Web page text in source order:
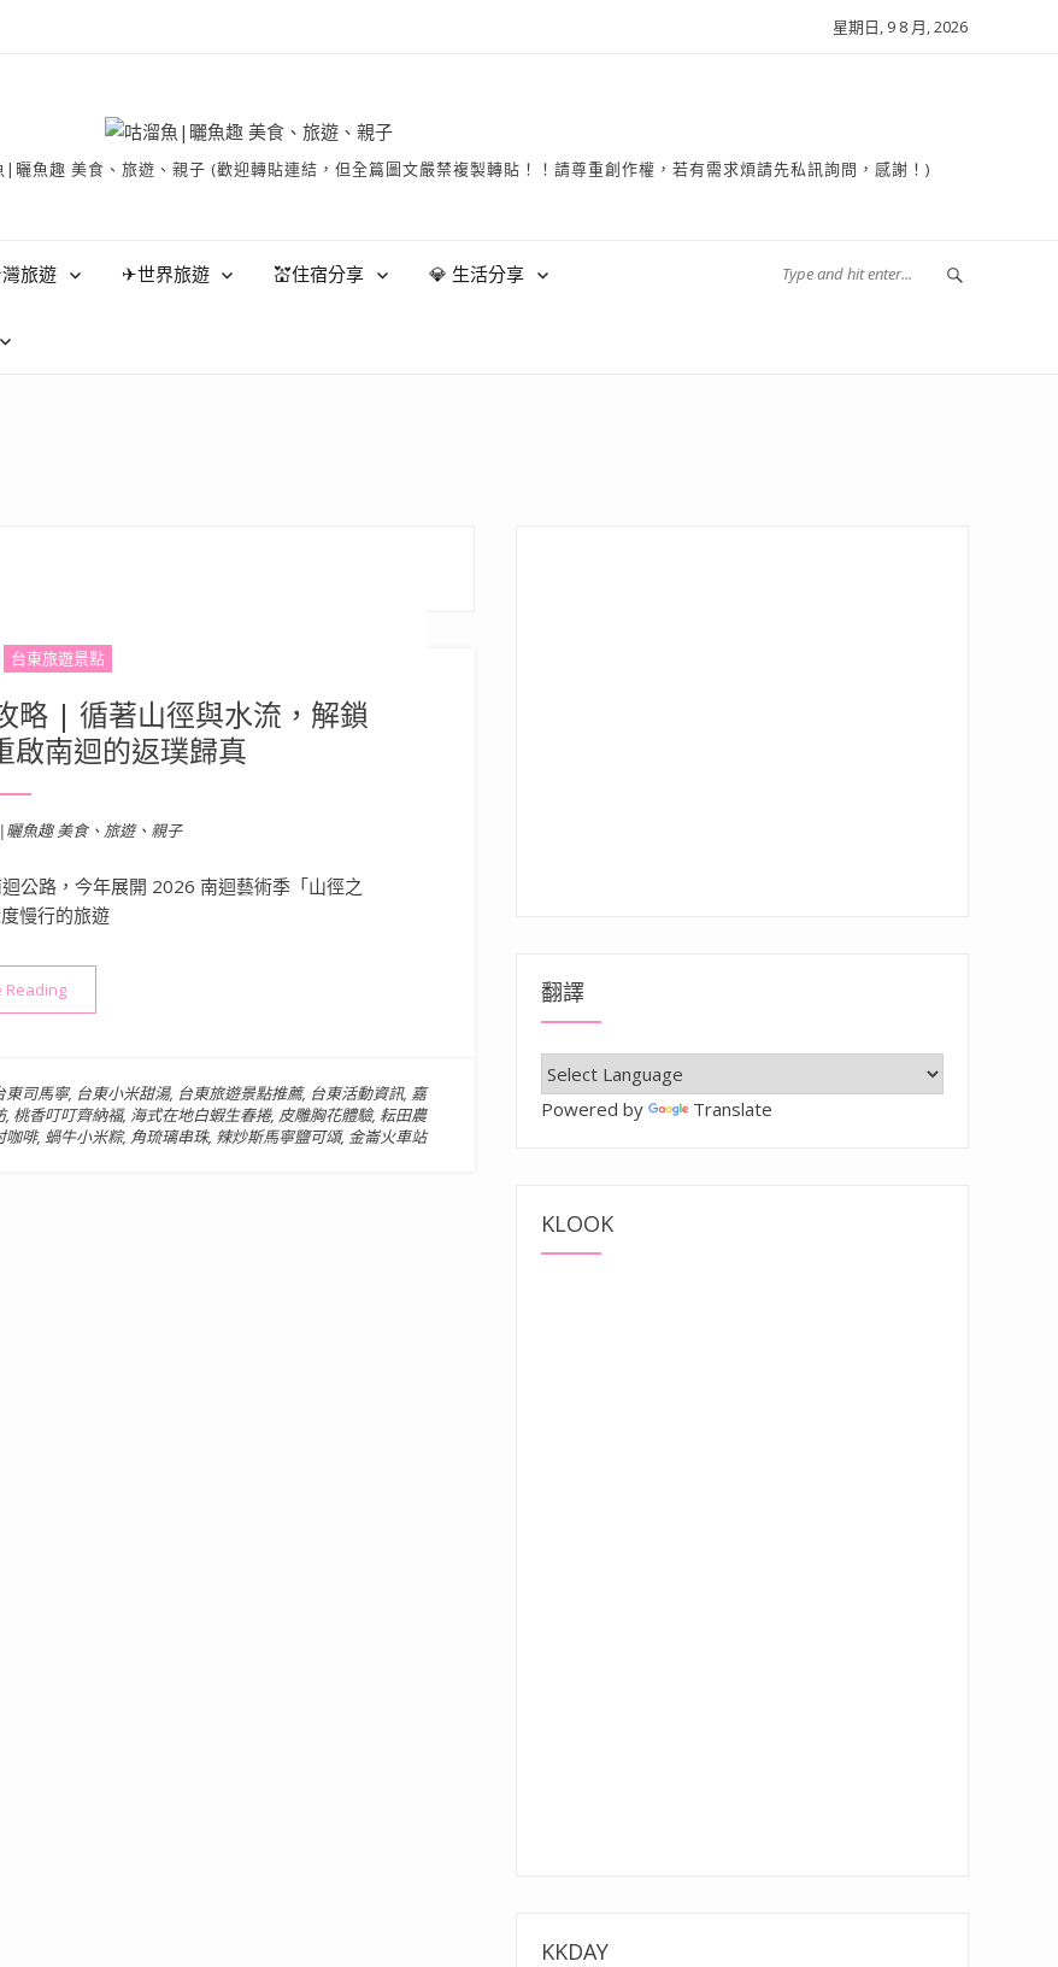
星期日, 9 8 月, 2026
趣 美食、旅遊、親子 (歡迎轉貼連結，但全篇圖文嚴禁複製轉貼！！請尊重創作權，若有需求煩請先私訊詢問，感謝！)
旅遊 ✈世界旅遊 💒住宿分享 💎 生活分享
台東旅遊景點
略 | 循著山徑與水流，解鎖
啟南迴的返璞歸真
魚趣 美食、旅遊、親子
公路，今年展開 2026 南迴藝術季「山徑之
慢行的旅遊
Reading“2026南迴藝術季行程景點全攻略 | 循著山徑與水流，解鎖南迴秘境，用藝術重啟南迴的返璞歸真”
東司馬寧, 台東小米甜湯, 台東旅遊景點推薦, 台東活動資訊, 嘉
, 桃香叮叮齊納福, 海式在地白蝦生春捲, 皮雕胸花體驗, 耘田農
咖啡, 蝸牛小米粽, 角琉璃串珠, 辣炒斯馬寧鹽可頌, 金崙火車站
翻譯
Powered by Translate
KLOOK
KKDAY